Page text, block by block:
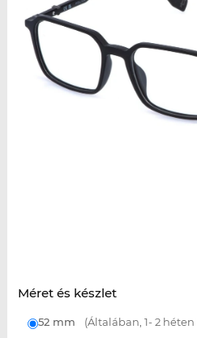
Méret és készlet
52 mm (Általában, 1- 2